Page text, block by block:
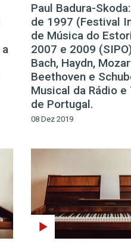
Paul Badura-
de 1997 (Festival
de Música do
2007 e 2009
Bach, Haydn,
Beethoven e
Musical da Rádio
de Portugal.
08 Dez 2019